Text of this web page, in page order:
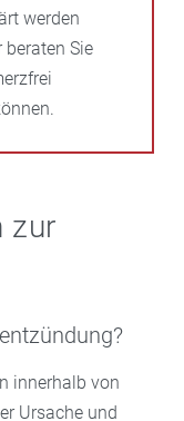
werden
Sie
zur
innerhalb von
Ursache und